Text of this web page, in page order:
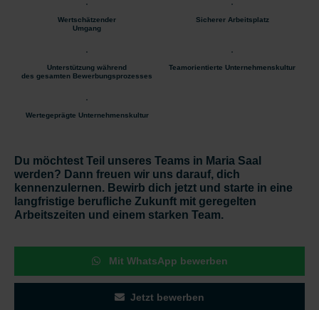
Wertschätzender
Umgang
Sicherer Arbeitsplatz
Unterstützung während
des gesamten Bewerbungsprozesses
Teamorientierte Unternehmenskultur
Wertegeprägte Unternehmenskultur
Du möchtest Teil unseres Teams in Maria Saal
werden? Dann freuen wir uns darauf, dich
kennenzulernen. Bewirb dich jetzt und starte in eine
langfristige berufliche Zukunft mit geregelten
Arbeitszeiten und einem starken Team.
Mit WhatsApp bewerben
Jetzt bewerben